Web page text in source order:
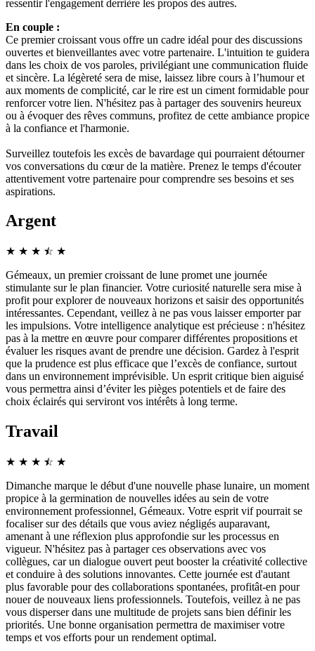
ressentir l'engagement derrière les propos des autres.
En couple :
Ce premier croissant vous offre un cadre idéal pour des discussions
ouvertes et bienveillantes avec votre partenaire. L'intuition te guidera
dans les choix de vos paroles, privilégiant une communication fluide
et sincère. La légèreté sera de mise, laissez libre cours à l’humour et
aux moments de complicité, car le rire est un ciment formidable pour
renforcer votre lien. N'hésitez pas à partager des souvenirs heureux
ou à évoquer des rêves communs, profitez de cette ambiance propice
à la confiance et l'harmonie.
Surveillez toutefois les excès de bavardage qui pourraient détourner
vos conversations du cœur de la matière. Prenez le temps d'écouter
attentivement votre partenaire pour comprendre ses besoins et ses
aspirations.
Argent
★ ★ ★ ☆
★ ★
Gémeaux, un premier croissant de lune promet une journée
stimulante sur le plan financier. Votre curiosité naturelle sera mise à
profit pour explorer de nouveaux horizons et saisir des opportunités
intéressantes. Cependant, veillez à ne pas vous laisser emporter par
les impulsions. Votre intelligence analytique est précieuse : n'hésitez
pas à la mettre en œuvre pour comparer différentes propositions et
évaluer les risques avant de prendre une décision. Gardez à l'esprit
que la prudence est plus efficace que l’excès de confiance, surtout
dans un environnement imprévisible. Un esprit critique bien aiguisé
vous permettra ainsi d’éviter les pièges potentiels et de faire des
choix éclairés qui serviront vos intérêts à long terme.
Travail
★ ★ ★ ☆
★ ★
Dimanche marque le début d'une nouvelle phase lunaire, un moment
propice à la germination de nouvelles idées au sein de votre
environnement professionnel, Gémeaux. Votre esprit vif pourrait se
focaliser sur des détails que vous aviez négligés auparavant,
amenant à une réflexion plus approfondie sur les processus en
vigueur. N'hésitez pas à partager ces observations avec vos
collègues, car un dialogue ouvert peut booster la créativité collective
et conduire à des solutions innovantes. Cette journée est d'autant
plus favorable pour des collaborations spontanées, profitât-en pour
nouer de nouveaux liens professionnels. Toutefois, veillez à ne pas
vous disperser dans une multitude de projets sans bien définir les
priorités. Une bonne organisation permettra de maximiser votre
temps et vos efforts pour un rendement optimal.